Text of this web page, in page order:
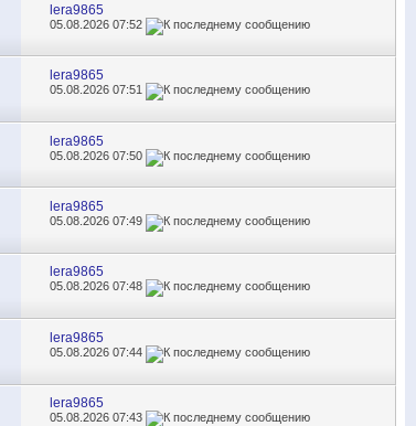
lera9865
05.08.202607:52
lera9865
05.08.202607:51
lera9865
05.08.202607:50
lera9865
05.08.202607:49
lera9865
05.08.202607:48
lera9865
05.08.202607:44
lera9865
05.08.202607:43